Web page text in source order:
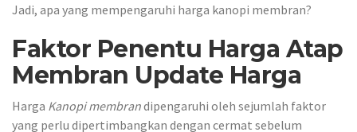
Jadi, apa yang mempengaruhi harga kanopi membran?
Faktor Penentu Harga Atap
Membran Update Harga
Harga Kanopi membrandipengaruhi oleh sejumlah faktor
yang perlu dipertimbangkan dengan cermat sebelum